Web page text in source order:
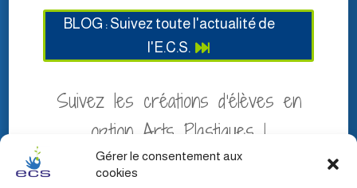
Gérer le consentement aux
cookies
BLOG : Suivez toute l'actualité de
l'E.C.S.
Suivez les créations d’élèves en
option Arts Plastiques !